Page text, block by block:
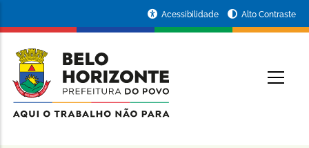
conteúdo
principal
da
Prefeitura
de
Acessibilidade Alto Contraste